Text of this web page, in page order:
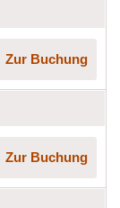
Zur Buchung
Zur Buchung